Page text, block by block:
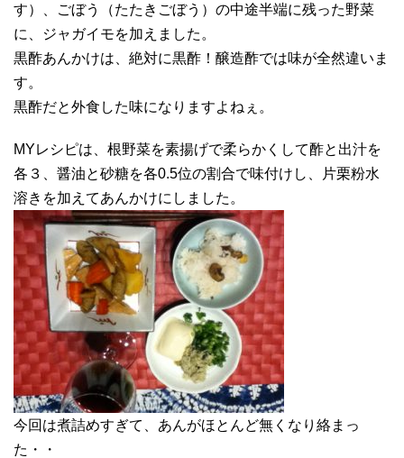
す）、ごぼう（たたきごぼう）の中途半端に残った野菜
に、ジャガイモを加えました。
黒酢あんかけは、絶対に黒酢！醸造酢では味が全然違いま
す。
黒酢だと外食した味になりますよねぇ。
MYレシピは、根野菜を素揚げで柔らかくして酢と出汁を
各３、醤油と砂糖を各0.5位の割合で味付けし、片栗粉水
溶きを加えてあんかけにしました。
今回は煮詰めすぎて、あんがほとんど無くなり絡まっ
た・・